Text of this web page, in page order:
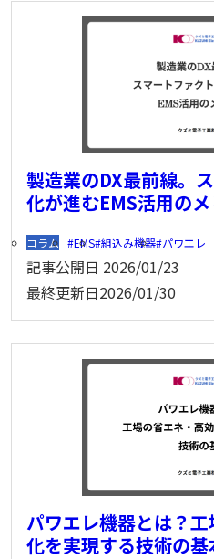
製造業のDX最前線。
化が進むEMS活用の
コラム EMS 組込み機器 パワエレ
記事公開日 2026/01/23
最終更新日2026/01/30
パワエレ機器とは？
化を実現する技術の基